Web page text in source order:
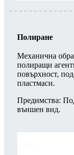
Полиране
Механична
полиращи
повърхност,
пластмаси.
Предимства:
външен вид.